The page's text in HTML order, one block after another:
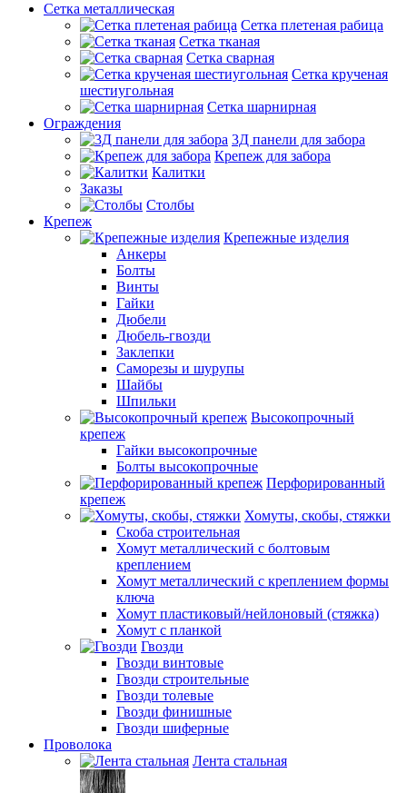
Сетка металлическая
Сетка плетеная рабица
Сетка тканая
Сетка сварная
Сетка крученая
шестиугольная
Сетка шарнирная
Ограждения
3Д панели для забора
Крепеж для забора
Калитки
Заказы
Столбы
Крепеж
Крепежные изделия
Анкеры
Болты
Винты
Гайки
Дюбели
Дюбель-гвозди
Заклепки
Саморезы и шурупы
Шайбы
Шпильки
Высокопрочный
крепеж
Гайки высокопрочные
Болты высокопрочные
Перфорированный
крепеж
Хомуты, скобы, стяжки
Скоба строительная
Хомут металлический с болтовым
креплением
Хомут металлический с креплением формы
ключа
Хомут пластиковый/нейлоновый (стяжка)
Хомут с планкой
Гвозди
Гвозди винтовые
Гвозди строительные
Гвозди толевые
Гвозди финишные
Гвозди шиферные
Проволока
Лента стальная